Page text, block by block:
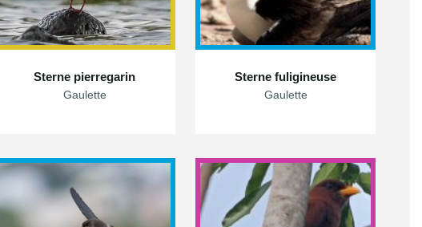
Sterne pierregarin
Gaulette
Sterne fuligineuse
Gaulette